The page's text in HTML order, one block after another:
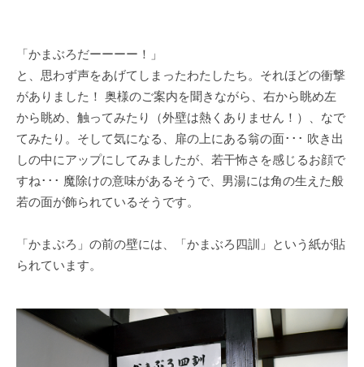
「かまぶろだーーーー！」
と、思わず声をあげてしまったわたしたち。それほどの衝撃
がありました！ 奥様のご案内を聞きながら、右から眺め左
から眺め、触ってみたり（外壁は熱くありません！）、なで
てみたり。そして気になる、扉の上にある翁の面･･･ 吹き出
しの中にアップにしてみましたが、若干怖さを感じるお顔で
すね･･･ 魔除けの意味があるそうで、男湯には角の生えた般
若の面が飾られているそうです。
「かまぶろ」の前の壁には、「かまぶろ四訓」という紙が貼
られています。